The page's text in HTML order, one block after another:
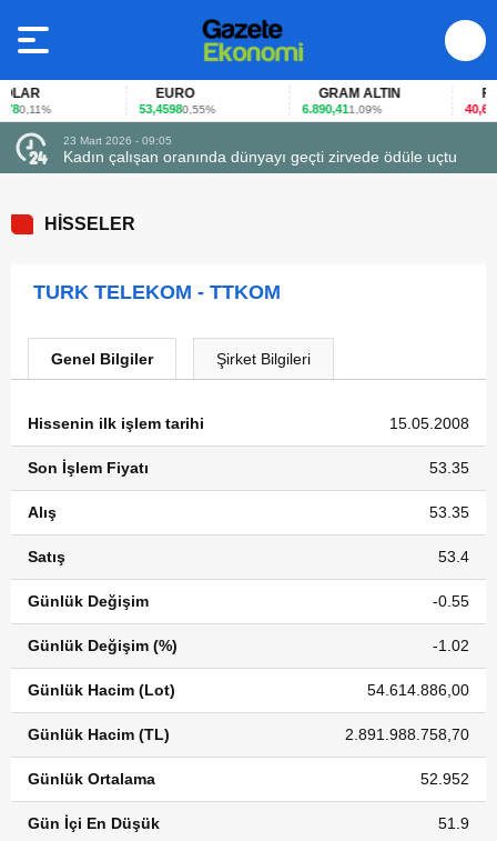
0,11%
EURO
53,45980,55%
GRAM ALTIN
6.890,411,09%
FAİZ
40,65-
23 Mart 2026 - 09:05
Kadın çalışan oranında dünyayı geçti zirvede ödüle uçtu
HİSSELER
TURK TELEKOM - TTKOM
Genel Bilgiler Şirket Bilgileri
Hissenin ilk işlem tarihi 15.05.2008
Son İşlem Fiyatı 53.35
Alış 53.35
Satış 53.4
Günlük Değişim -0.55
Günlük Değişim (%) -1.02
Günlük Hacim (Lot) 54.614.886,00
Günlük Hacim (TL) 2.891.988.758,70
Günlük Ortalama 52.952
Gün İçi En Düşük 51.9